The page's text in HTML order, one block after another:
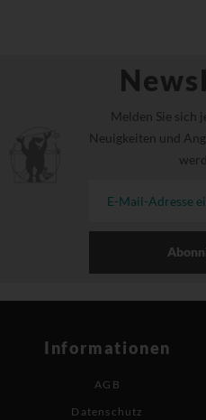
Melden Sie sich
Neuigkeiten und
Informationen
AGB
Datenschutz